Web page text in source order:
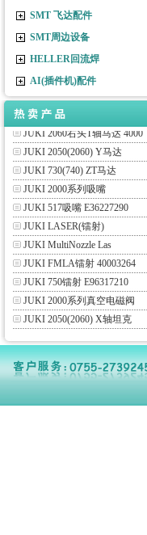
SMT 飞达配件
SMT周边设备
HELLER回流焊
AI(插件机)配件
JUKI FX-3R LNC 60 40
JUKI ATF 8MM FEEDER
FUJI NXT 8MM FEEDER
JUKI伺服马达
JUKI 2060右头T轴马达 4000
JUKI 2050(2060) Y马达
JUKI 730(740) ZT马达
JUKI 2000系列吸嘴
JUKI 517吸嘴 E36227290
JUKI LASER(镭射)
JUKI MultiNozzle Las
JUKI FMLA镭射 40003264
JUKI 750镭射 E96317210
JUKI 2000系列真空电磁阀
JUKI 2050(2060) X轴坦克
PHILIPS (ASSEMBLEON)
SAMSUNG QA/SA laser(
DEK CBA40相机 GRAPHITE
YAMAHA LASER